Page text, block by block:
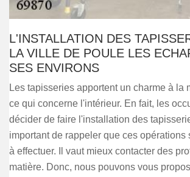
L'INSTALLATION DES
LA VILLE DE POULE LES
SES ENVIRONS
Les tapisseries apportent un charme à la
ce qui concerne l'intérieur. En fait, les
décider de faire l'installation des
important de rappeler que ces opérations
à effectuer. Il vaut mieux contacter des
matière. Donc, nous pouvons vous